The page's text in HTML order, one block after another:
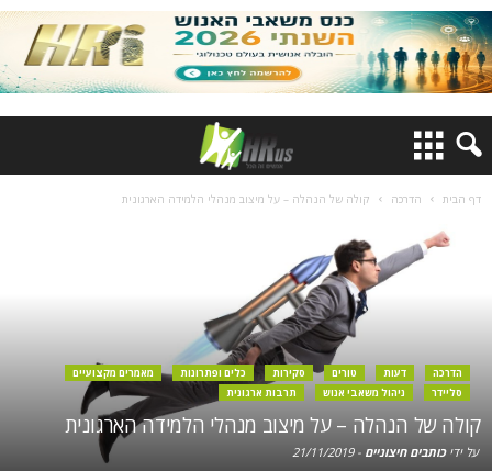
דף הבית הדרכה קולה של הנהלה – על מיצוב מנהלי הלמידה הארגונית
הדרכה דעות טורים סקירות כלים ופתרונות
מאמרים מקצועיים
סליידר
ניהול משאבי אנוש תרבות ארגונית
קולה של הנהלה – על מיצוב מנהלי הלמידה הארגונית
על ידיכותבים חיצוניים -
21/11/2019